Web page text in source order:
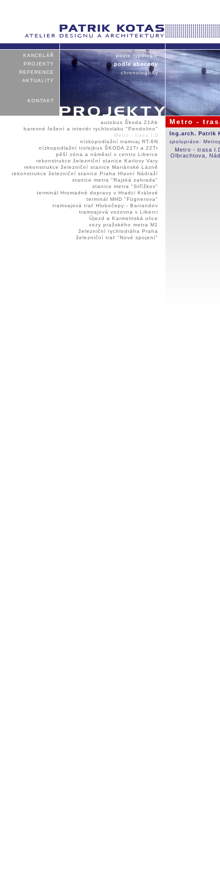
KANCELÁŘ
PROJEKTY
REFERENCE
AKTUALITY
KONTAKT
podle typologie
podle abecedy
chronologicky
autobus Škoda 21Ab
barevné řešení a interiér rychlovlaku "Pendolino"
Metro - trasa I.D
nízkopodlažní tramvaj RT-6N
nízkopodlažní trolejbus ŠKODA 21Tr a 22Tr
pěší zóna a náměstí v centru Liberce
rekonstrukce železniční stanice Karlovy Vary
rekonstrukce železniční stanice Mariánské Lázně
rekonstrukce železniční stanice Praha Hlavní Nádraží
stanice metra "Rajská zahrada"
stanice metra "Střížkov"
terminál Hromadné dopravy v Hradci Králové
terminál MHD "Fügnerova"
tramvajová trať Hlubočepy - Barrandov
tramvajová vozovna v Liberci
Újezd a Karmelitská ulice
vozy pražského metra M1
železniční rychlodráha Praha
železniční trať "Nové spojení"
Metro -
Ing.arch. Patrik
spolupráce:
Metro - trasa
Olbrachtova,